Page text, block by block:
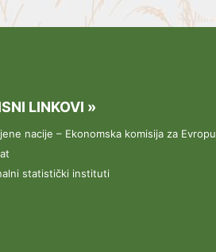
LINKOVI »
nacije – Ekonomska komisija za Evropu
statistički instituti